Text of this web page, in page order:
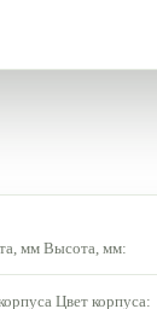
Высота, мм:
Цвет корпуса: